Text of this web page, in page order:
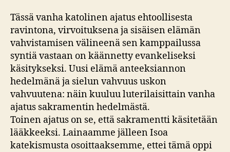
Tässä vanha katolinen ajatus ehtoollisesta
ravintona, virvoituksena ja sisäisen elämän
vahvistamisen välineenä sen kamppailussa
syntiä vastaan on käännetty evankeliseksi
käsitykseksi. Uusi elämä anteeksiannon
hedelmänä ja sielun vahvuus uskon
vahvuutena: näin kuuluu luterilaisittain vanha
ajatus sakramentin hedelmästä.
Toinen ajatus on se, että sakramentti käsitetään
lääkkeeksi. Lainaamme jälleen Isoa
katekismusta osoittaaksemme, ettei tämä oppi